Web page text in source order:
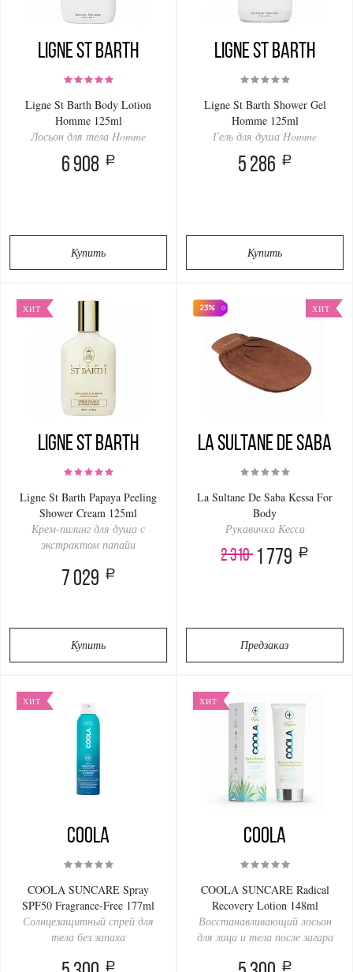
Ligne St Barth
Ligne St Barth Body Lotion
Homme 125ml
Лосьон для тела Homme
6 908 a
Купить
Ligne St Barth
Ligne St Barth Shower Gel
Homme 125ml
Гель для душа Homme
5 286 a
Купить
ХИТ
Ligne St Barth
Ligne St Barth Papaya Peeling
Shower Cream 125ml
Крем-пилинг для душа с
экстрактом папайи
7 029 a
Купить
23% ХИТ
La Sultanе De Saba
La Sultane De Saba Kessa For
Body
Рукавичка Кесса
2 310 1 779 a
Предзаказ
ХИТ
COOLA
COOLA SUNCARE Spray
SPF50 Fragrance-Free 177ml
Солнцезащитный спрей для
тела без запаха
a
ХИТ
COOLA
COOLA SUNCARE Radical
Recovery Lotion 148ml
Восстанавливающий лосьон
для лица и тела после загара
a